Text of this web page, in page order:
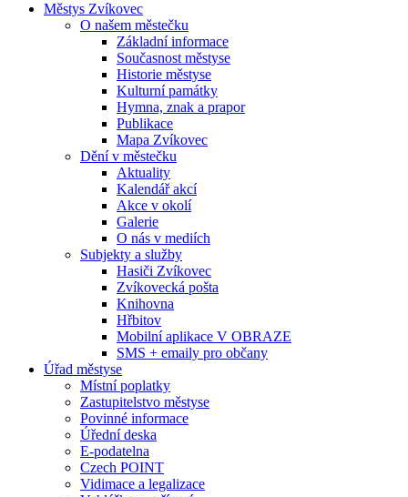
Městys Zvíkovec
O našem městečku
Základní informace
Současnost městyse
Historie městyse
Kulturní památky
Hymna, znak a prapor
Publikace
Mapa Zvíkovec
Dění v městečku
Aktuality
Kalendář akcí
Akce v okolí
Galerie
O nás v mediích
Subjekty a služby
Hasiči Zvíkovec
Zvíkovecká pošta
Knihovna
Hřbitov
Mobilní aplikace V OBRAZE
SMS + emaily pro občany
Úřad městyse
Místní poplatky
Zastupitelstvo městyse
Povinné informace
Úřední deska
E-podatelna
Czech POINT
Vidimace a legalizace